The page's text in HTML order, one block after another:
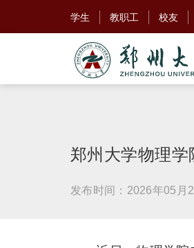
学生 教职工 校友
郑州大学物理
发布时间：2026年05月